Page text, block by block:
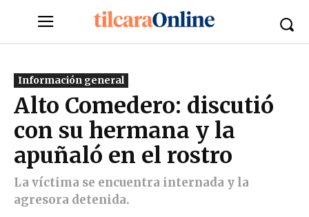
Información general
Alto Comedero: discutió
con su hermana y la
apuñaló en el rostro
La víctima se encuentra internada y la
agresora detenida.